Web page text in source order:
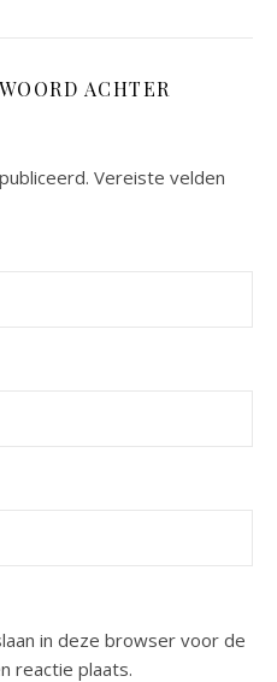
ACHTER
Vereiste velden
in deze browser voor de
reactie plaats.